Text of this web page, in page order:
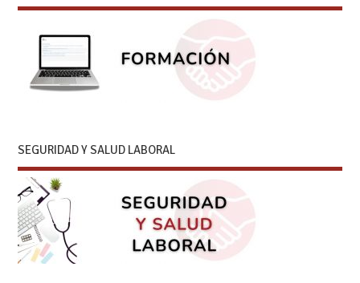
SEGURIDAD Y SALUD LABORAL